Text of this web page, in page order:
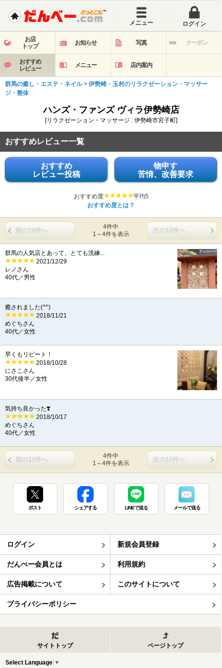
メニュー ログイン
お店
トップ
お知らせ 写真 クーポン
おすすめ
レビュー
メニュー 店内案内
群馬の癒し・エステ・ネイル> 伊勢崎・玉村のリラクゼーション・マッサー
ジ・整体
ハンズ・ファンズ ヴィラ伊勢崎店
[リラクゼーション・マッサージ : 伊勢崎市宮子町]
おすすめレビュー一覧
おすすめ
レビュー投稿
物申す
苦情、改善要求
おすすめ度
平均5
おすすめ度とは？
前の10件へ
4件中
1～4件を表示
次の10件へ
群馬の人気店とあって、とても洗練...
2021/12/29
レノさん
40代／男性
癒されました(^^)
2018/11/21
めぐちさん
40代／女性
早くもリピート！
2018/10/28
にさこさん
30代後半／女性
気持ち良かった❣️
2018/10/17
めぐちさん
40代／女性
前の10件へ
4件中
1～4件を表示
次の10件へ
ポスト シェアする LINEで送る メールで送る
ログイン 新規会員登録
だんべー会員とは 利用規約
広告掲載について このサイトについて
プライバシーポリシー
サイトトップ ページトップ
Select Language ▼